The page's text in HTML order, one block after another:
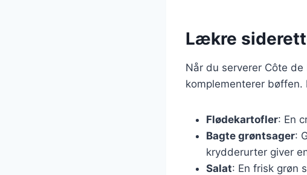
Lækre
Når du serverer Côte
komplementerer bøffen.
Flødekartofler: En
Bagte grøntsager:
krydderurter giver
Salat: En frisk grøn